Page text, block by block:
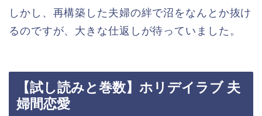
しかし、再構築した夫婦の絆で沼をなんとか抜け
るのですが、大きな仕返しが待っていました。
【試し読みと巻数】ホリデイラブ 夫
婦間恋愛